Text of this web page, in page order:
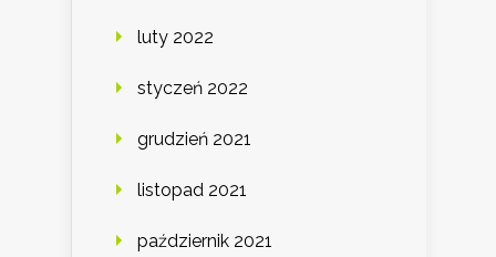
luty 2022
styczeń 2022
grudzień 2021
listopad 2021
październik 2021